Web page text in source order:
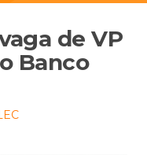
de VP
Banco